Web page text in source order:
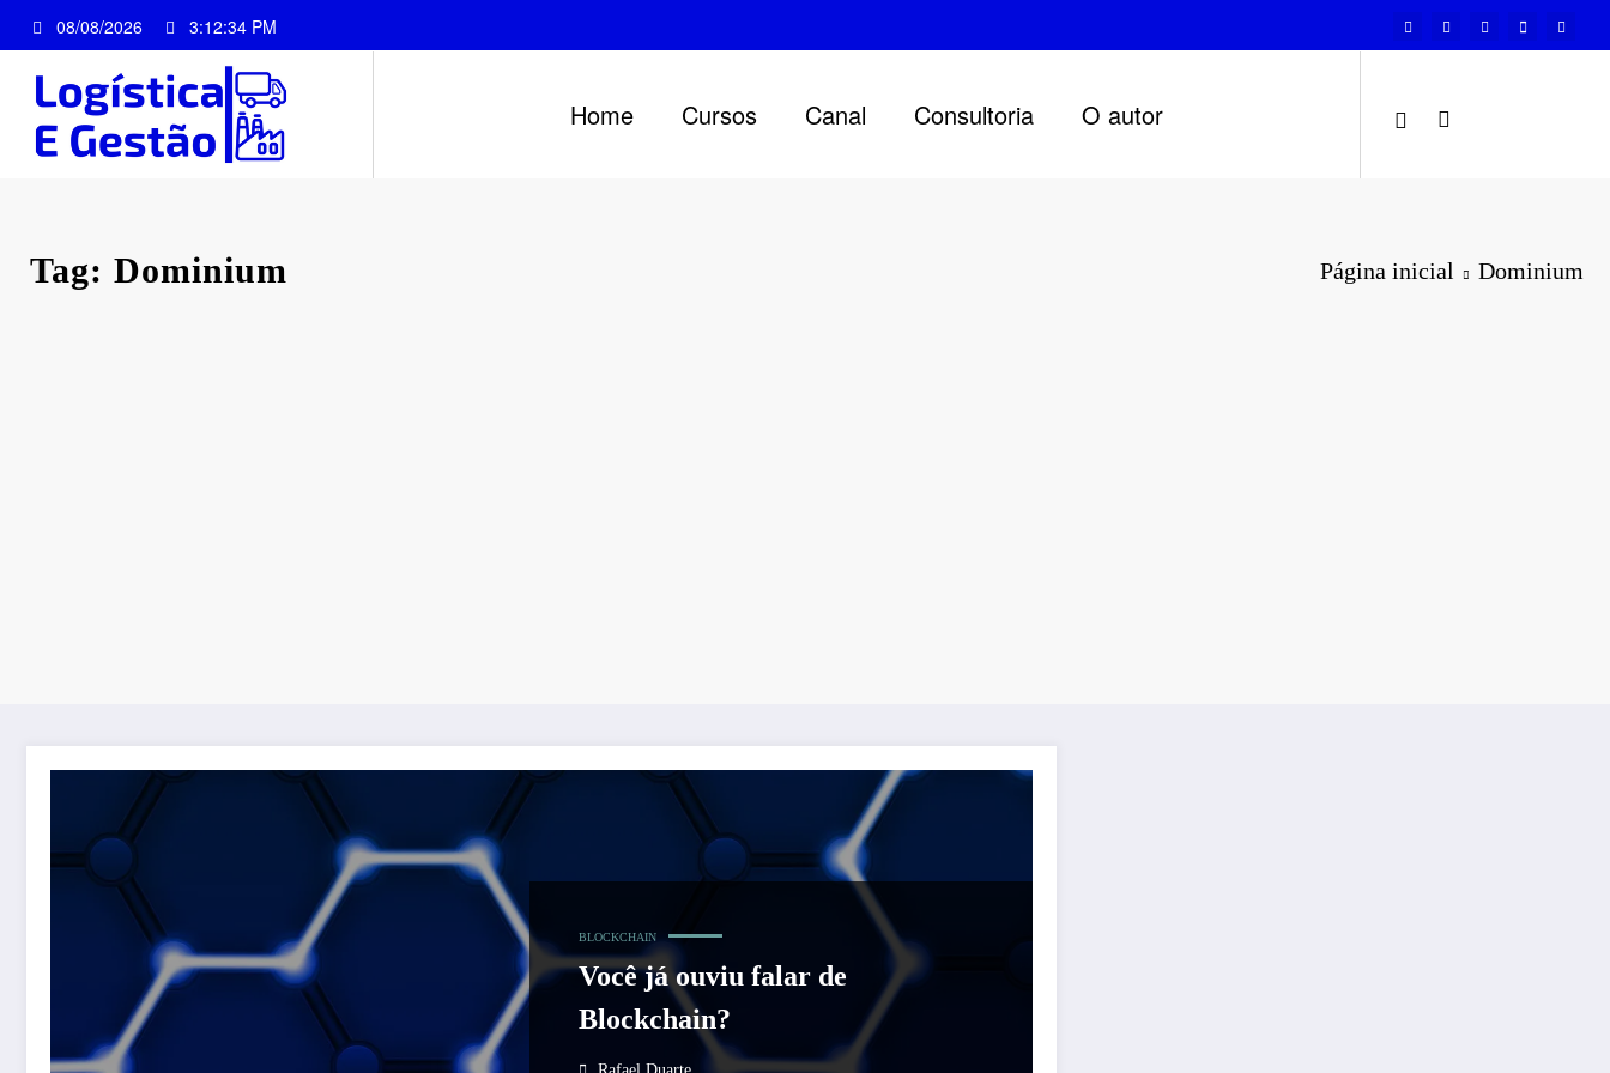
para
conteúdo
08/08/2026 3:12:34 PM
Home Cursos Canal Consultoria O autor
Tag: Dominium Página inicial Dominium
BLOCKCHAIN
Você já ouviu falar de
Blockchain?